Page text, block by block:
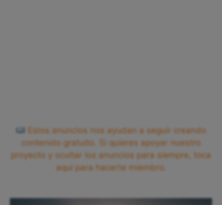
Estos anuncios nos ayudan a seguir creando
contenido gratuito. Si quieres apoyar nuestro
proyecto y ocultar los anuncios para siempre, toca
aquí para hacerte miembro.